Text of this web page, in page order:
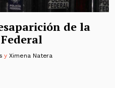
de la
yXimena Natera